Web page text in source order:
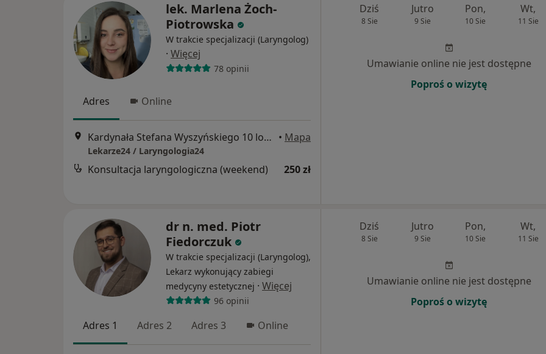
lek. Marlena Żoch-
Piotrowska
W trakcie specjalizacji (Laryngolog)
· Więcej
78 opinii
Adres Online
Kardynała Stefana Wyszyńskiego 10 lok. U8, Białystok • Mapa
Lekarze24 / Laryngologia24
Konsultacja laryngologiczna (weekend) 250 zł
Dziś
8 Sie
Jutro
9 Sie
Pon,
10 Sie
Wt,
11 Sie
Umawianie online nie jest dostępne
Poproś o wizytę
dr n. med. Piotr
Fiedorczuk
W trakcie specjalizacji (Laryngolog),
Lekarz wykonujący zabiegi
medycyny estetycznej · Więcej
96 opinii
Adres 1 Adres 2 Adres 3 Online
Dziś
8 Sie
Jutro
9 Sie
Pon,
10 Sie
Wt,
11 Sie
Umawianie online nie jest dostępne
Poproś o wizytę